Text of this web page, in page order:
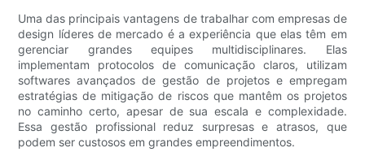
Uma das principais vantagens de trabalhar com empresas de
design líderes de mercado é a experiência que elas têm em
gerenciar grandes equipes multidisciplinares. Elas
implementam protocolos de comunicação claros, utilizam
softwares avançados de gestão de projetos e empregam
estratégias de mitigação de riscos que mantêm os projetos
no caminho certo, apesar de sua escala e complexidade.
Essa gestão profissional reduz surpresas e atrasos, que
podem ser custosos em grandes empreendimentos.